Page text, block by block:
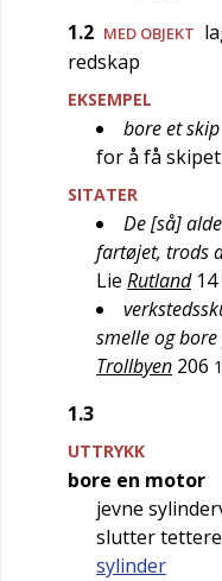
1.2 MED OBJEKT
redskap
EKSEMPEL
bore et
for å få
SITATER
De [så]
fartøjet, trods
Lie Rutland 14
smelle og
Trollbyen 206
1.3
UTTRYKK
bore en motor
jevne
slutter tettere
sylinder